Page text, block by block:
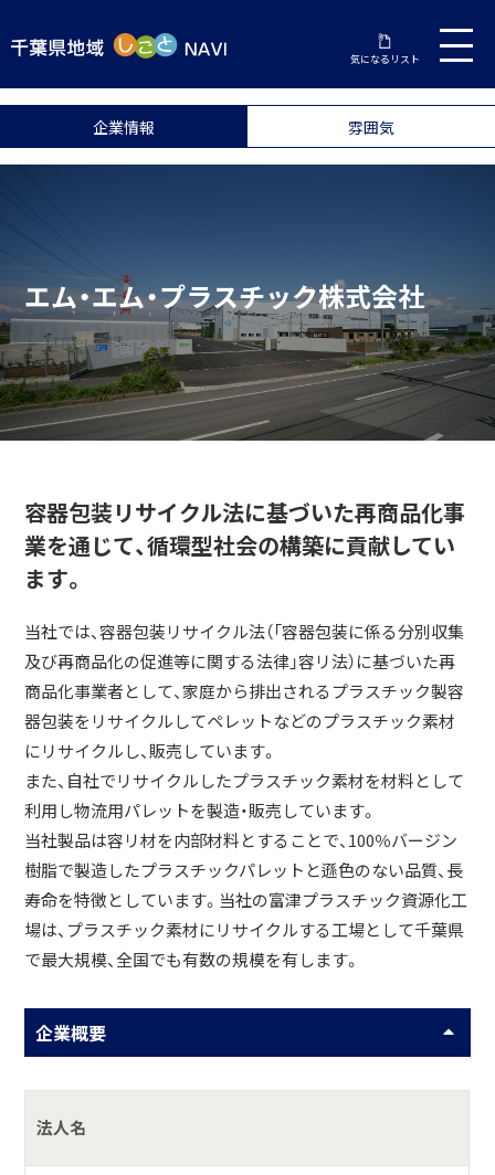
気になるリスト
企業情報 雰囲気
エム・エム・プラスチック株式会社
容器包装リサイクル法に基づいた再商品化事
業を通じて、循環型社会の構築に貢献してい
ます。
当社では、容器包装リサイクル法（「容器包装に係る分別収集
及び再商品化の促進等に関する法律」容リ法）に基づいた再
商品化事業者として、家庭から排出されるプラスチック製容
器包装をリサイクルしてペレットなどのプラスチック素材
にリサイクルし、販売しています。
また、自社でリサイクルしたプラスチック素材を材料として
利用し物流用パレットを製造・販売しています。
当社製品は容リ材を内部材料とすることで、100％バージン
樹脂で製造したプラスチックパレットと遜色のない品質、長
寿命を特徴としています。当社の富津プラスチック資源化工
場は、プラスチック素材にリサイクルする工場として千葉県
で最大規模、全国でも有数の規模を有します。
企業概要
法人名